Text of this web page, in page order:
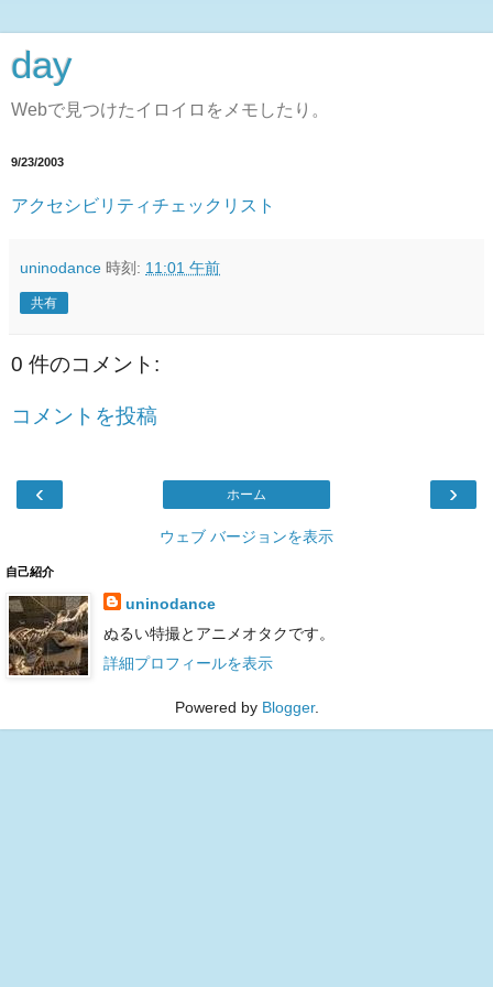
day
Webで見つけたイロイロをメモしたり。
9/23/2003
アクセシビリティチェックリスト
uninodance 時刻: 11:01 午前
共有
0 件のコメント:
コメントを投稿
‹ ›
ホーム
ウェブ バージョンを表示
自己紹介
uninodance
ぬるい特撮とアニメオタクです。
詳細プロフィールを表示
Powered by Blogger.